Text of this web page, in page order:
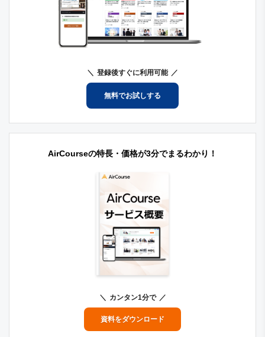
登録後すぐに利用可能
無料でお試しする
AirCourseの特長・価格が3分でまるわかり！
カンタン1分で
資料をダウンロード